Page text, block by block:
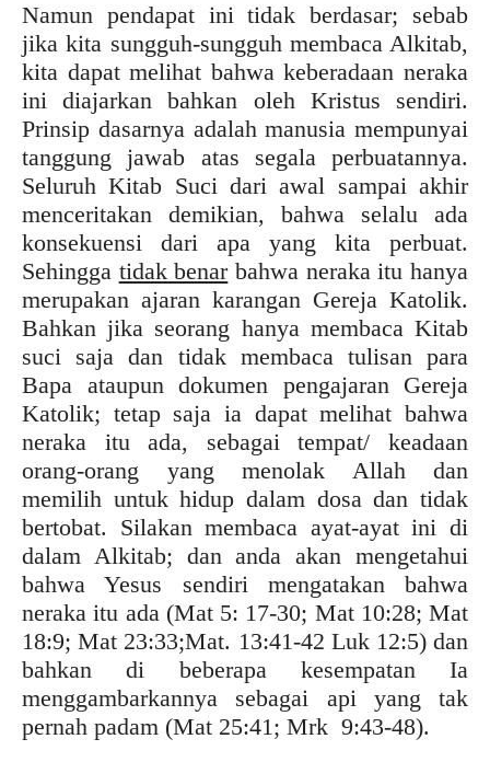
Namun pendapat ini tidak berdasar; sebab
jika kita sungguh-sungguh membaca Alkitab,
kita dapat melihat bahwa keberadaan neraka
ini diajarkan bahkan oleh Kristus sendiri.
Prinsip dasarnya adalah manusia mempunyai
tanggung jawab atas segala perbuatannya.
Seluruh Kitab Suci dari awal sampai akhir
menceritakan demikian, bahwa selalu ada
konsekuensi dari apa yang kita perbuat.
Sehingga tidak benarbahwa neraka itu hanya
merupakan ajaran karangan Gereja Katolik.
Bahkan jika seorang hanya membaca Kitab
suci saja dan tidak membaca tulisan para
Bapa ataupun dokumen pengajaran Gereja
Katolik; tetap saja ia dapat melihat bahwa
neraka itu ada, sebagai tempat/ keadaan
orang-orang yang menolak Allah dan
memilih untuk hidup dalam dosa dan tidak
bertobat. Silakan membaca ayat-ayat ini di
dalam Alkitab; dan anda akan mengetahui
bahwa Yesus sendiri mengatakan bahwa
neraka itu ada (Mat 5: 17-30; Mat 10:28; Mat
18:9; Mat 23:33;Mat. 13:41-42 Luk 12:5) dan
bahkan di beberapa kesempatan Ia
menggambarkannya sebagai api yang tak
pernah padam (Mat 25:41; Mrk 9:43-48).